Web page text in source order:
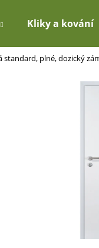
Kliky a kování
standard, plné, dozický
Co